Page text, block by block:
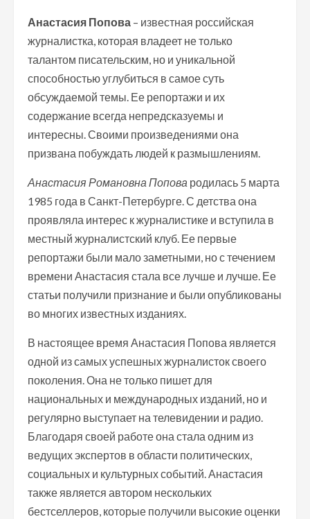
Анастасия Попова – известная российская
журналистка, которая владеет не только
талантом писательским, но и уникальной
способностью углубиться в самое суть
обсуждаемой темы. Ее репортажи и их
содержание всегда непредсказуемы и
интересны. Своими произведениями она
призвана побуждать людей к размышлениям.
Анастасия Романовна Попова родилась 5 марта
1985 года в Санкт-Петербурге. С детства она
проявляла интерес к журналистике и вступила в
местный журналистский клуб. Ее первые
репортажи были мало заметными, но с течением
времени Анастасия стала все лучше и лучше. Ее
статьи получили признание и были опубликованы
во многих известных изданиях.
В настоящее время Анастасия Попова является
одной из самых успешных журналисток своего
поколения. Она не только пишет для
национальных и международных изданий, но и
регулярно выступает на телевидении и радио.
Благодаря своей работе она стала одним из
ведущих экспертов в области политических,
социальных и культурных событий. Анастасия
также является автором нескольких
бестселлеров, которые получили высокие оценки